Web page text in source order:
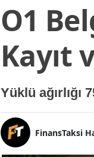
O1
Kayıt
Yüklü ağırlığı
FinansTaksi